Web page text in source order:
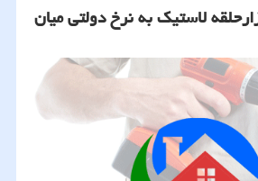
بیش از۳۴هزارحلقه لاستیك به نرخ دولتی میان